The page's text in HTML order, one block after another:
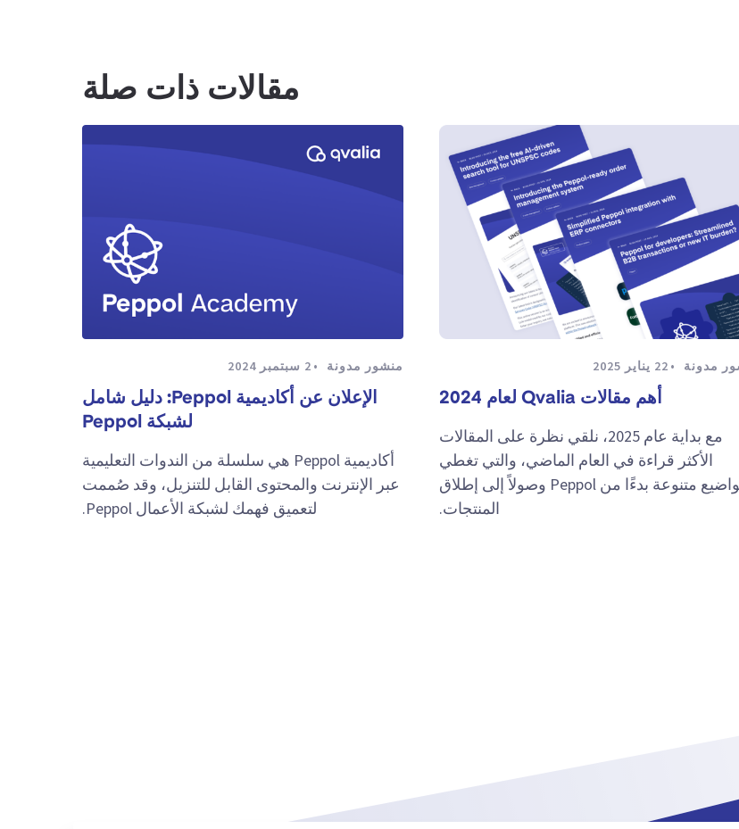
مقالات ذات صلة
مدونة 22 يناير 2025
أهم مقالات Qvalia لعام 2024
مع بداية عام 2025، نلقي نظرة على المقالات
الأكثر قراءة في العام الماضي، والتي تغطي
مواضيع متنوعة بدءًا من Peppol وصولاً إلى إطلاق
المنتجات.
منشور مدونة 2 سبتمبر 2024
الإعلان عن أكاديمية Peppol: دليل شامل
لشبكة Peppol
أكاديمية Peppol هي سلسلة من الندوات التعليمية
عبر الإنترنت والمحتوى القابل للتنزيل، وقد صُممت
لتعميق فهمك لشبكة الأعمال Peppol.